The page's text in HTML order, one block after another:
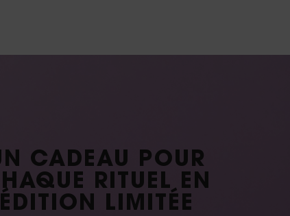
CADEAU POUR
RITUEL EN
ÉDITION LIMITÉE